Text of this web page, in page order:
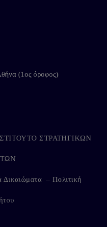
(1ος όροφος)
ΣΤΡΑΤΗΓΙΚΩΝ
Δικαιώματα – Πολιτική